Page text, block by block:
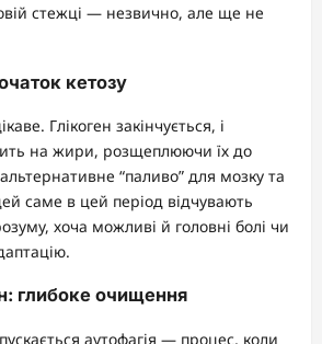
стежці — незвично, але ще не
кетозу
Глікоген закінчується, і
на жири, розщеплюючи їх до
“паливо” для мозку та
саме в цей період відчувають
хоча можливі й головні болі чи
глибоке очищення
аутофагія — процес, коли